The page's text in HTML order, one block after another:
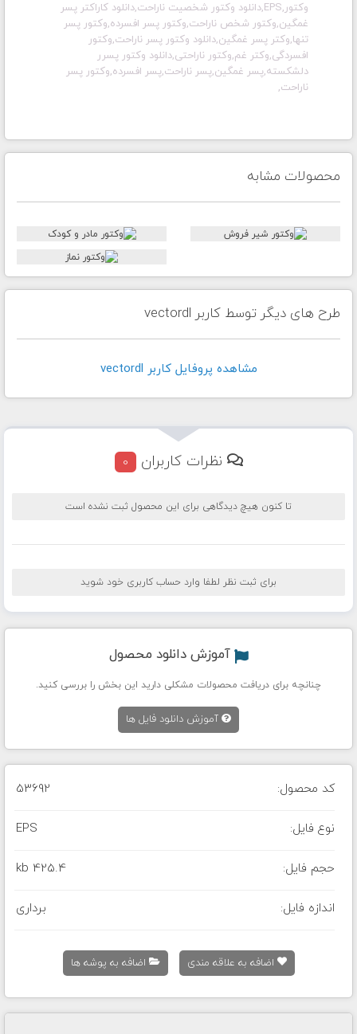
وکتور,EPS,دانلود وکتور شخصیت ناراحت,دانلود کاراکتر پسر
غمگین,وکتور شخص ناراحت,وکتور پسر افسرده,وکتور پسر
تنها,وکتر پسر غمگین,دانلود وکتور پسر ناراحت,وکتور
افسردگی,وکتر غم,وکتور ناراحتی,دانلود وکتور پسرر
دلشکسته,پسر غمگین,پسر ناراحت,پسر افسرده,وکتور پسر
ناراحت,
محصولات مشابه
طرح های دیگر توسط کاربر vectordl
مشاهده پروفايل کاربر vectordl
نظرات کاربران 0
تا کنون هیچ دیدگاهی برای این محصول ثبت نشده است
برای ثبت نظر لطفا وارد حساب کاربری خود شوید
آموزش دانلود محصول
چنانچه برای دریافت محصولات مشکلی دارید این بخش را بررسی کنید.
آموزش دانلود فایل ها
کد محصول: 53692
نوع فایل: EPS
حجم فایل: 425.4 kb
اندازه فایل: برداری
اضافه به علاقه مندی اضافه به پوشه ها